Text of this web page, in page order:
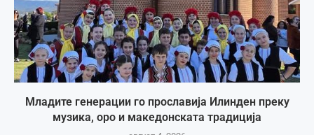
Младите генерации го прославија Илинден преку
музика, оро и македонската традиција